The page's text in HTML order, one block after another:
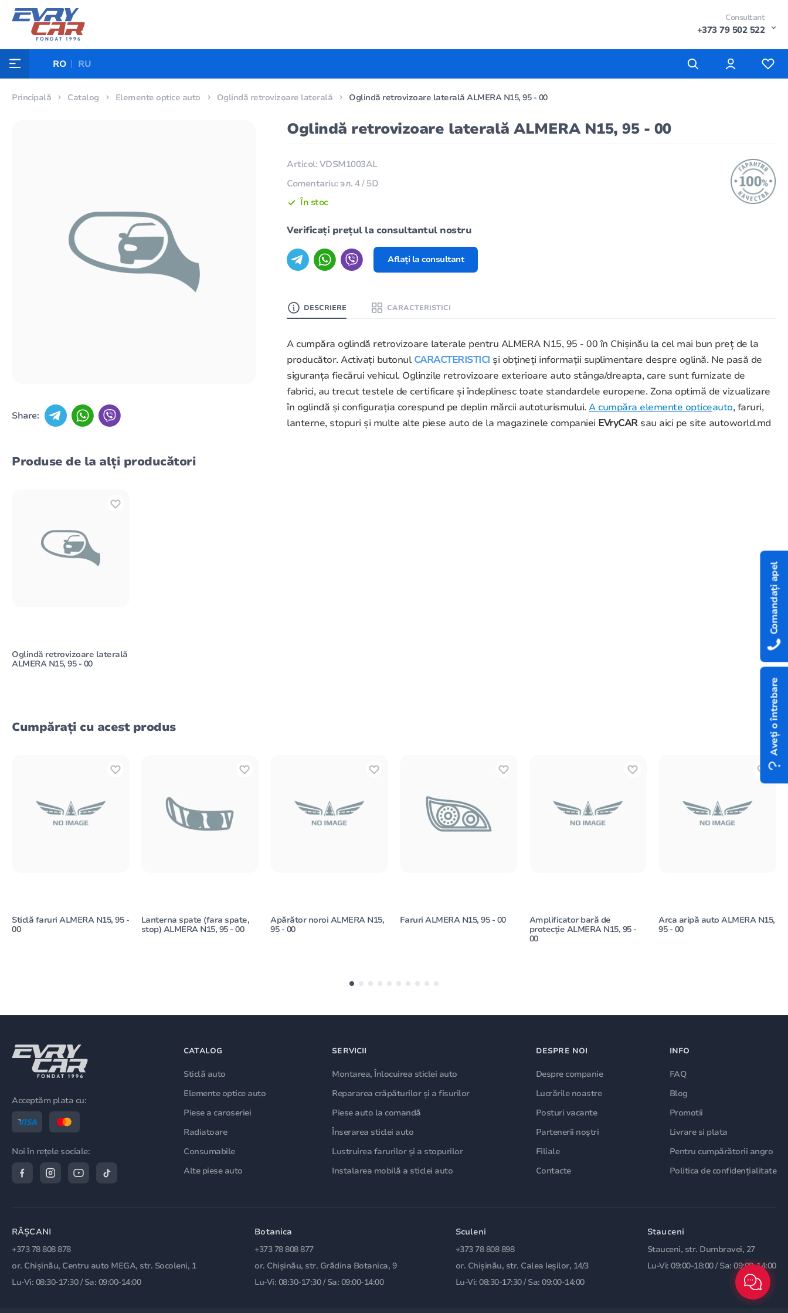
Consultant
+373 79 502 522
RO RU
Principală Catalog Elemente optice auto Oglindă retrovizoare laterală Oglindă retrovizoare laterală ALMERA N15, 95 - 00
Share:
Oglindă retrovizoare laterală ALMERA N15, 95 - 00
Articol: VDSM1003AL
Comentariu: эл. 4 / 5D
În stoc
Verificați prețul la consultantul nostru
Aflați la consultant
DESCRIERE CARACTERISTICI
A cumpăra oglindă retrovizoare laterale pentru ALMERA N15, 95 - 00 în Chișinău la cel mai bun preț de la
producător. Activați butonul CARACTERISTICI și obțineți informații suplimentare despre oglină. Ne pasă de
siguranța fiecărui vehicul. Oglinzile retrovizoare exterioare auto stânga/dreapta, care sunt furnizate de
fabrici, au trecut testele de certificare și îndeplinesc toate standardele europene. Zona optimă de vizualizare
în oglindă și configurația corespund pe deplin mărcii autoturismului.A cumpăra elemente opticeauto, faruri,
lanterne, stopuri și multe alte piese auto de la magazinele companiei EVryCAR sau aici pe site autoworld.md
Produse de la alți producători
Oglindă retrovizoare laterală
ALMERA N15, 95 - 00
Cumpărați cu acest produs
Sticlă faruri ALMERA N15, 95 -
00
Lanterna spate (fara spate,
stop) ALMERA N15, 95 - 00
Apărător noroi ALMERA N15,
95 - 00
Faruri ALMERA N15, 95 - 00
Amplificator bară de
protecție ALMERA N15, 95 -
00
Arca aripă auto ALMERA N15,
95 - 00
Aveți o întrebare
Comandați apel
Acceptăm plata cu:
Noi în rețele sociale:
CATALOG
Sticlă auto
Elemente optice auto
Piese a caroseriei
Radiatoare
Consumabile
Alte piese auto
SERVICII
Montarea, Înlocuirea sticlei auto
Repararea crăpăturilor și a fisurilor
Piese auto la comandă
Înserarea sticlei auto
Lustruirea farurilor și a stopurilor
Instalarea mobilă a sticlei auto
DESPRE NOI
Despre companie
Lucrările noastre
Posturi vacante
Partenerii noștri
Filiale
Contacte
INFO
FAQ
Blog
Promotii
Livrare si plata
Pentru cumpărătorii angro
Politica de confidențialitate
RÂȘCANI
+373 78 808 878
or. Chișinău, Centru auto MEGA, str. Socoleni, 1
Lu-Vi: 08:30-17:30 / Sa: 09:00-14:00
Botanica
+373 78 808 877
or. Chișinău, str. Grădina Botanica, 9
Lu-Vi: 08:30-17:30 / Sa: 09:00-14:00
Sculeni
+373 78 808 898
or. Chișinău, str. Calea Ieșilor, 14/3
Lu-Vi: 08:30-17:30 / Sa: 09:00-14:00
Stauceni
Stauceni, str. Dumbravei, 27
Lu-Vi: 09:00-18:00 / Sa: 09:00-14:00